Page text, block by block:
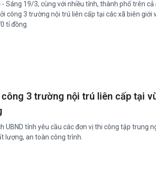
- Sáng 19/3, cùng với nhiều tỉnh, thành phố trên
công 3 trường nội trú liên cấp tại các xã biên giới
tỉ đồng.
công 3 trường nội trú liên cấp tại
UBND tỉnh yêu cầu các đơn vị thi công tập trung
lượng, an toàn công trình.